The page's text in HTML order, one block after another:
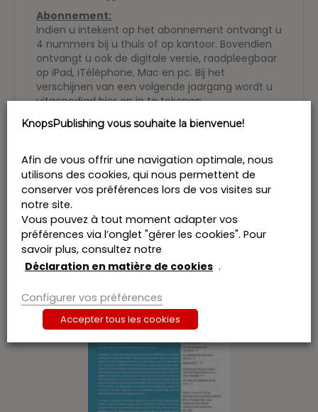
Abonnement:
Indien u intekent op het abonnement ontvangt u
4 nummers bij u thuis of op kantoor. Bovendien
ontvangt u ook de digitale versie, raadpleegbaar
op iPad, iTéléphone, Mac en pc. Bij het
verschijnen van een volgende jaargang wordt u
uitgenodigd hier op in te tekenen.
Vous aimerez peut-être aussi…
KnopsPublishing vous souhaite la bienvenue!
Afin de vous offrir une navigation optimale, nous
utilisons des cookies, qui nous permettent de
conserver vos préférences lors de vos visites sur
notre site.
Vous pouvez à tout moment adapter vos
préférences via l’onglet "gérer les cookies". Pour
savoir plus, consultez notre
Déclaration en matière de cookies .
Configurer vos préférences
Accepter tous les cookies